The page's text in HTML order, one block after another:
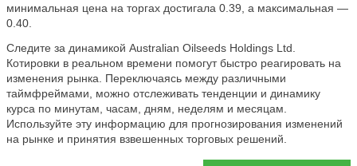
минимальная цена на торгах достигала 0.39, а максимальная —
0.40.
Следите за динамикой Australian Oilseeds Holdings Ltd.
Котировки в реальном времени помогут быстро реагировать на
изменения рынка. Переключаясь между различными
таймфреймами, можно отслеживать тенденции и динамику
курса по минутам, часам, дням, неделям и месяцам.
Используйте эту информацию для прогнозирования изменений
на рынке и принятия взвешенных торговых решений.